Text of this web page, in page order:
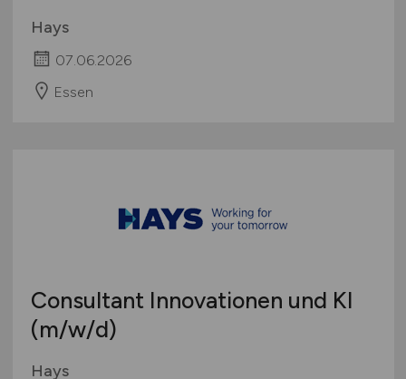
Hays
07.06.2026
Essen
Consultant Innovationen und KI
(m/w/d)
Hays